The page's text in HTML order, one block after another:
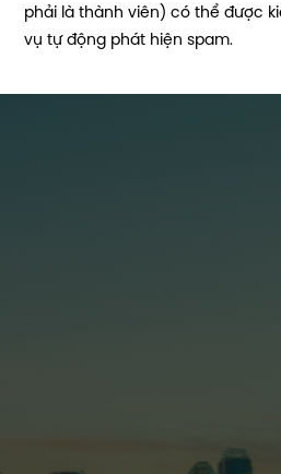
phải là thành viên) có thể được
vụ tự động phát hiện spam.